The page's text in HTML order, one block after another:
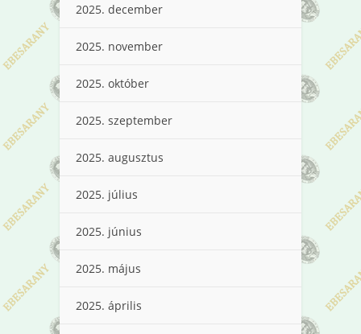
2025. december
2025. november
2025. október
2025. szeptember
2025. augusztus
2025. július
2025. június
2025. május
2025. április